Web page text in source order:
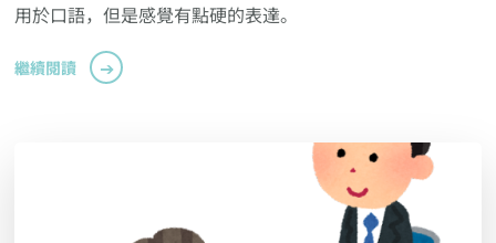
用於口語，但是感覺有點硬的表達。
繼續閱讀